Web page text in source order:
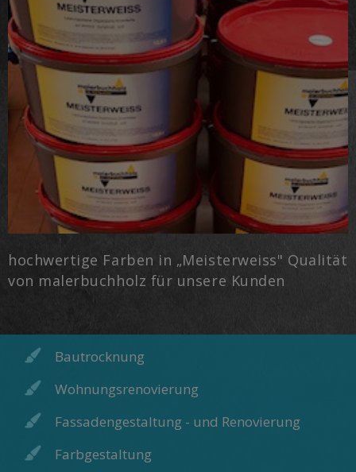
hochwertige Farben in „Meisterweiss" Qualität
von malerbuchholz für unsere Kunden
Bautrocknung
Wohnungsrenovierung
Fassadengestaltung - und Renovierung
Farbgestaltung